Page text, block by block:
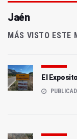
Jaén
MÁS VISTO ESTE
El